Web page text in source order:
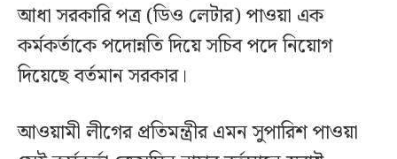
আধা সরকারি পত্র (ডিও লেটার) পাওয়া এক
কর্মকর্তাকে পদোন্নতি দিয়ে সচিব পদে নিয়োগ
দিয়েছে বর্তমান সরকার।
আওয়ামী লীগের প্রতিমন্ত্রীর এমন সুপারিশ পাওয়া